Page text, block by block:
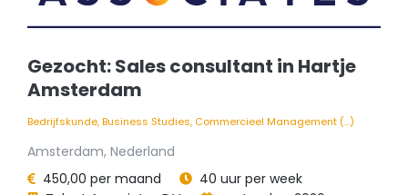
Gezocht: Sales consultant in Hartje
Amsterdam
Bedrijfskunde, Business Studies, Commercieel Management (...)
Amsterdam, Nederland
450,00 per maand
40 uur per week